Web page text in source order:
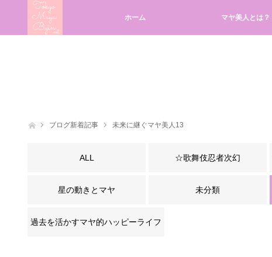
ホーム マヤ美人とは？
ホームブログ新着記事 未来に継ぐマヤ美人13
ALL ☆歌舞伎忍者次幻
星の動きとマヤ 未分類
過去を活かすマヤ的ハッピーライフ